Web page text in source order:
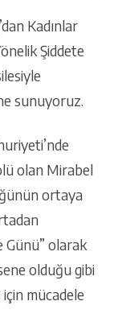
Kadınlar
Şiddete
sunuyoruz.
olan Mirabel
ortaya
Günü” olarak
olduğu gibi
mücadele